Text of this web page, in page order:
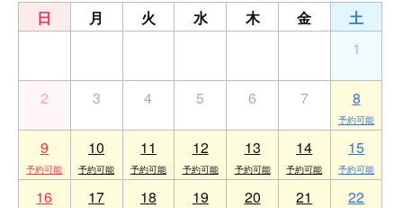
日 月 火 水 木 金
土
1
2 3 4 5 6 7 8
9 10 11 12 13 14 15
16 17 18 19 20 21 22